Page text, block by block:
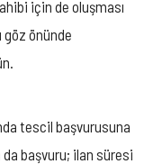
için de oluşması
önünde
tescil başvurusuna
başvuru; ilan süresi